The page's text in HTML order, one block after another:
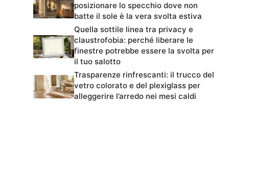
posizionare lo specchio dove non
batte il sole è la vera svolta estiva
Quella sottile linea tra privacy e
claustrofobia: perché liberare le
finestre potrebbe essere la svolta per
il tuo salotto
Trasparenze rinfrescanti: il trucco del
vetro colorato e del plexiglass per
alleggerire l’arredo nei mesi caldi